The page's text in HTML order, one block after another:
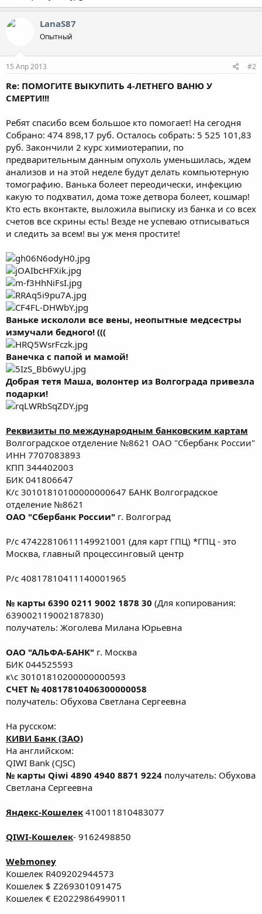
LanaS87
Опытный
15 Апр 2013 #2
Re: ПОМОГИТЕ ВЫКУПИТЬ 4-ЛЕТНЕГО ВАНЮ У
СМЕРТИ!!!
Ребят спасибо всем большое кто помогает! На сегодня
Собрано: 474 898,17 руб. Осталось собрать: 5 525 101,83
руб. Закончили 2 курс химиотерапии, по
предварительным данным опухоль уменьшилась, ждем
анализов и на этой неделе будут делать компьютерную
томографию. Ванька болеет переодически, инфекцию
какую то подхватил, дома тоже детвора болеет, кошмар!
Кто есть вконтакте, выложила выписку из банка и со всех
счетов все скрины есть! Везде не успеваю отписываться
и следить за всем! вы уж меня простите!
Ваньке искололи все вены, неопытные медсестры
измучали бедного! (((
Ванечка с папой и мамой!
Добрая тетя Маша, волонтер из Волгограда привезла
подарки!
Реквизиты по международным банковским картам
Волгоградское отделение №8621 ОАО "Сбербанк России"
ИНН 7707083893
КПП 344402003
БИК 041806647
К/с 30101810100000000647 БАНК Волгоградское
отделение №8621
ОАО "Сбербанк России" г. Волгоград
Р/с 47422810611149921001 (для карт ГПЦ) *ГПЦ - это
Москва, главный процессинговый центр
Р/с 40817810411140001965
№ карты 6390 0211 9002 1878 30 (Для копирования:
639002119002187830)
получатель: Жоголева Милана Юрьевна
ОАО "АЛЬФА-БАНК" г. Москва
БИК 044525593
к\с 30101810200000000593
СЧЕТ № 40817810406300000058
получатель: Обухова Светлана Сергеевна
На русском:
КИВИ Банк (ЗАО)
На английском:
QIWI Bank (CJSC)
№ карты Qiwi 4890 4940 8871 9224 получатель: Обухова
Светлана Сергеевна
Яндекс-Кошелек 410011810483077
QIWI-Кошелек- 9162498850
Webmoney
Кошелек R409202944573
Кошелек $ Z269301091475
Кошелек € E2022986499011